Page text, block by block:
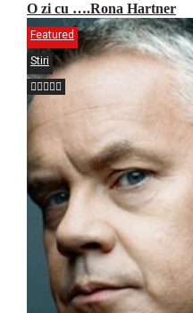
O zi cu ….Rona Hartner
Featured
Stiri